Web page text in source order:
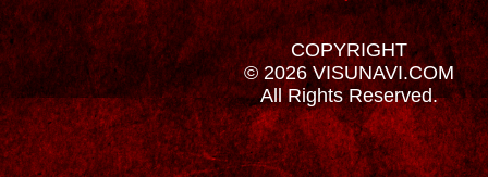
COPYRIGHT
© 2026 VISUNAVI.COM
All Rights Reserved.